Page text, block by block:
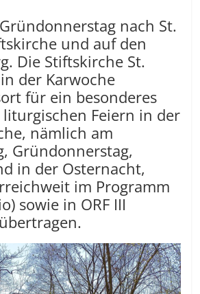
nach St.
und auf den
Die Stiftskirche St.
der Karwoche
für ein besonderes
liturgischen Feiern in der
nämlich am
Gründonnerstag,
in der Osternacht,
im Programm
sowie in ORF III